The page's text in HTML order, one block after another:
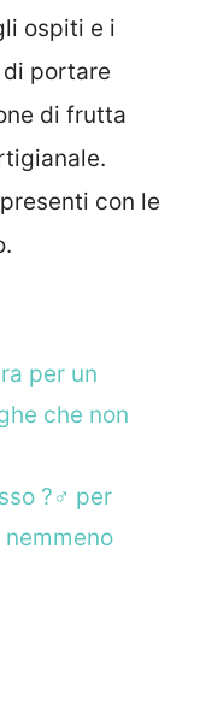
ospiti e i
portare
di frutta
con le
per un
che non
?‍♂️ per